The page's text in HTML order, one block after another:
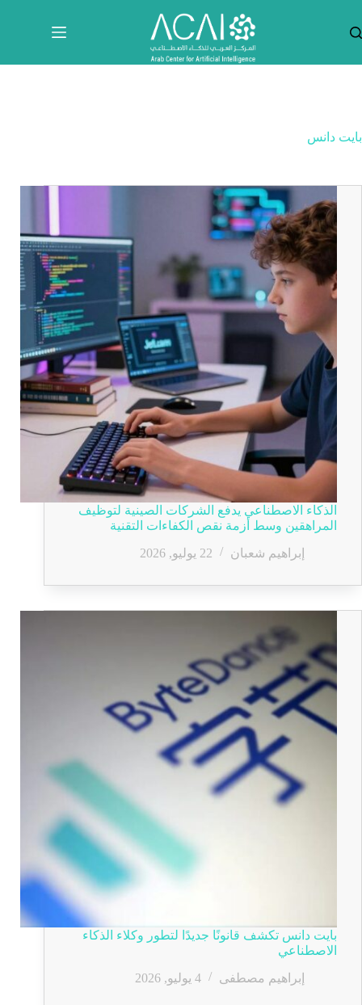
المحتوى
بايت دانس
الذكاء الاصطناعي يدفع الشركات الصينية لتوظيف
المراهقين وسط أزمة نقص الكفاءات التقنية
إبراهيم شعبان
22 يوليو, 2026
بايت دانس تكشف قانونًا جديدًا لتطور وكلاء الذكاء
الاصطناعي
إبراهيم مصطفى
4 يوليو, 2026